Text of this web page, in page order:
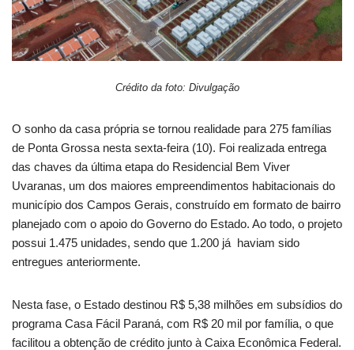
Crédito da foto: Divulgação
O sonho da casa própria se tornou realidade para 275 famílias
de Ponta Grossa nesta sexta-feira (10). Foi realizada entrega
das chaves da última etapa do Residencial Bem Viver
Uvaranas, um dos maiores empreendimentos habitacionais do
município dos Campos Gerais, construído em formato de bairro
planejado com o apoio do Governo do Estado. Ao todo, o projeto
possui 1.475 unidades, sendo que 1.200 já haviam sido
entregues anteriormente.
Nesta fase, o Estado destinou R$ 5,38 milhões em subsídios do
programa Casa Fácil Paraná, com R$ 20 mil por família, o que
facilitou a obtenção de crédito junto à Caixa Econômica Federal.